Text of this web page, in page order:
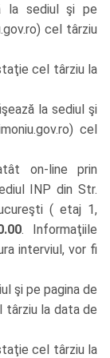
la sediul şi pe
) cel târziu
cel târziu la
la sediul şi
) cel
on-line prin
INP din Str.
( etaj 1,
. Informaţiile
interviul, vor fi
şi pe pagina de
târziu la data de
cel târziu la